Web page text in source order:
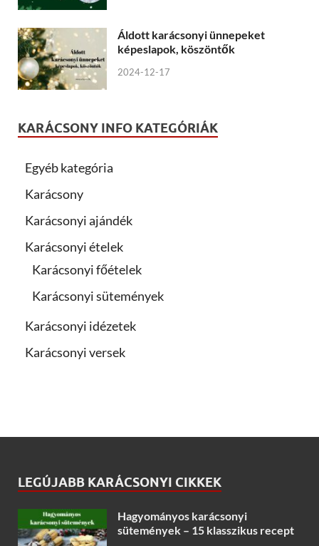
Áldott karácsonyi ünnepeket
képeslapok, köszöntők
2024-12-17
KARÁCSONY INFO KATEGÓRIÁK
Egyéb kategória
Karácsony
Karácsonyi ajándék
Karácsonyi ételek
Karácsonyi főételek
Karácsonyi sütemények
Karácsonyi idézetek
Karácsonyi versek
LEGÚJABB KARÁCSONYI CIKKEK
Hagyományos karácsonyi
sütemények – 15 klasszikus recept